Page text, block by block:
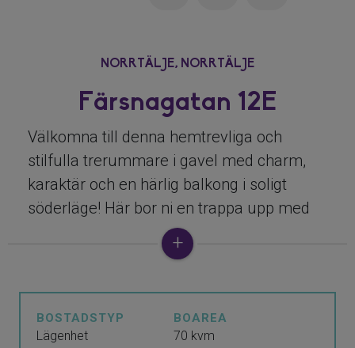
NORRTÄLJE, NORRTÄLJE
Färsnagatan 12E
Välkomna till denna hemtrevliga och
stilfulla trerummare i gavel med charm,
karaktär och en härlig balkong i soligt
söderläge! Här bor ni en trappa upp med
egen ingång och minimal insyn. Färsna är
ett ytterst omtyckt område med närhet till
orken tryter och närheten till Knutby torg
BOSTADSTYP
Lägenhet
BOAREA
70 kvm